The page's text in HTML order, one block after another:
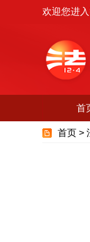
欢迎您进
首
首页 >